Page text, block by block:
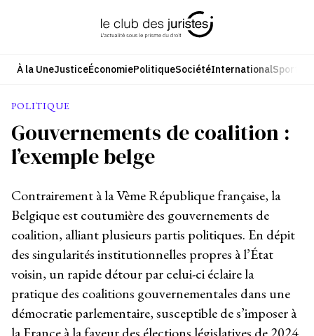
À la UneJusticeÉconomiePolitiqueSociétéInternationalSport
POLITIQUE
Gouvernements de coalition :
l’exemple belge
Contrairement à la Vème République française, la
Belgique est coutumière des gouvernements de
coalition, alliant plusieurs partis politiques. En dépit
des singularités institutionnelles propres à l’État
voisin, un rapide détour par celui-ci éclaire la
pratique des coalitions gouvernementales dans une
démocratie parlementaire, susceptible de s’imposer à